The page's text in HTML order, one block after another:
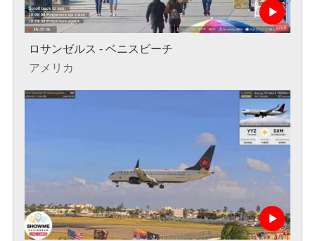
ロサンゼルス - ベニスビーチ
アメリカ